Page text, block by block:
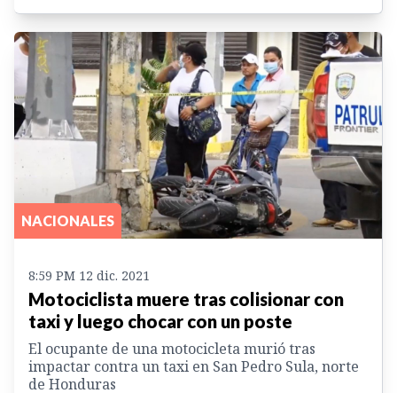
NACIONALES
8:59 PM 12 dic. 2021
Motociclista muere tras colisionar con
taxi y luego chocar con un poste
El ocupante de una motocicleta murió tras
impactar contra un taxi en San Pedro Sula, norte
de Honduras